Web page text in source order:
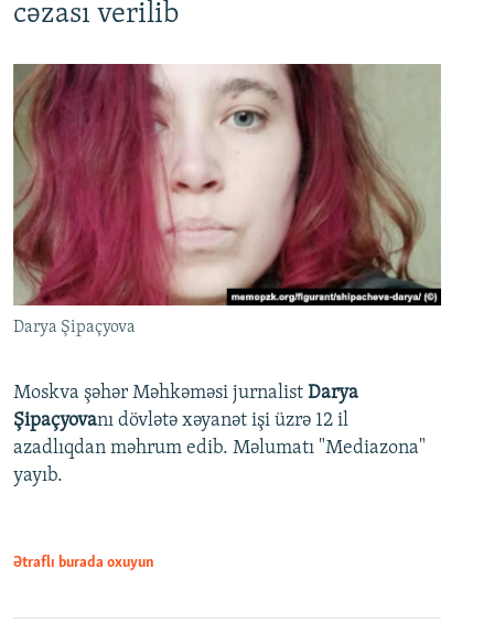
cəzası verilib
Darya Şipaçyova
Moskva şəhər Məhkəməsi jurnalist Darya
Şipaçyovanı dövlətə xəyanət işi üzrə 12 il
azadlıqdan məhrum edib. Məlumatı "Mediazona"
yayıb.
Ətraflı burada oxuyun